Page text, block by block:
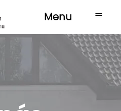
Menu ≡